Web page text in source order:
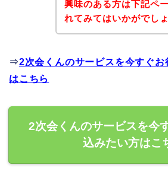
興味のある方は下記ペ
れてみてはいかがでし
⇒2次会くんのサービスを今すぐ
はこちら
2次会くんのサービスを今
込みたい方はこ